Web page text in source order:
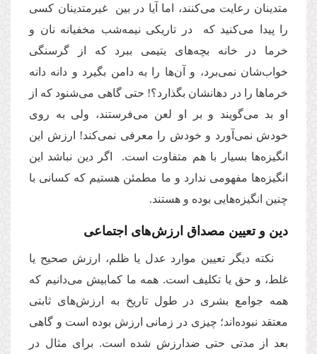
متدینان رعایت می‌کنند، اما آیا در بین غیرمتدینان کسی‌
را پیدا می‌کنید که در تاریکی نیمه‌شب مخفیانه نان و
خرما در خانه‌ بچه‌های یتیمی ببرد که از گرسنگی
خواب‌شان نمی‌برد، و آن‌ها را به دامن بگیرد و دانه دانه
خرماها را در دهانشان بگذارد؟! حتی گاهی می‌شنود که از
او بد می‌گویند و بر او لعن می‌فرستند، ولی به روی
خودش نمی‌آورد و خودش را معرفی نمی‌کند! ارزش این
انگیزه‌ها بسیار با هم متفاوت است. اگر دین نباشد این‌
انگیزه‌ها مفهومی ندارد و ما مطمئن هستیم که کسانی با
چنین انگیزه‌هایی بوده‌ و هستند.
دین و تعیین مصداق ارزش‌های اجتماعی
نکته دیگر تعیین موارد عدل یا ظلم،‌ ارزش صحیح یا
غلط، و حق یا تکلیف است. همه ما کمابیش می‌دانیم که
همه جوامع بشری در طول تاریخ به ارزش‌های ثابتی
معتقد نبوده‌اند؛ چیزی در زمانی ارزش بوده است و گاهی
بعد از مدتی حتی ضدارزش شده است. برای مثال در